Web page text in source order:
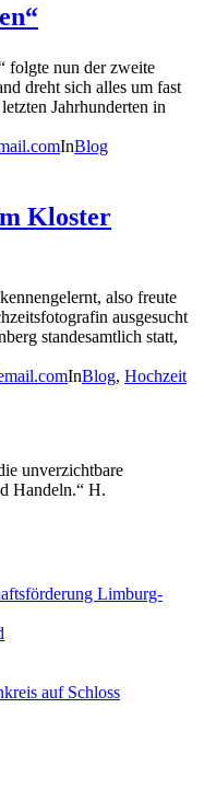
folgte nun der zweite
dreht sich alles um fast
Jahrhunderten in
InBlog
Kloster
also freute
ausgesucht
standesamtlich statt,
InBlog, Hochzeit
unverzichtbare
Handeln.“ H.
Limburg-
auf Schloss